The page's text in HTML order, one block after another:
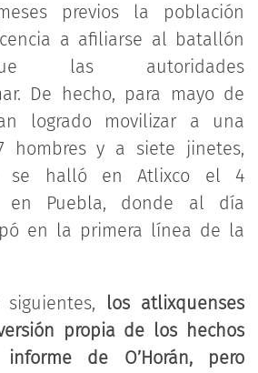
previos la población
a afiliarse al batallón
las autoridades
De hecho, para mayo de
logrado movilizar a una
hombres y a siete jinetes,
se halló en Atlixco el 4
en Puebla, donde al día
en la primera línea de la
los atlixquenses
propia de los hechos
de O’Horán, pero